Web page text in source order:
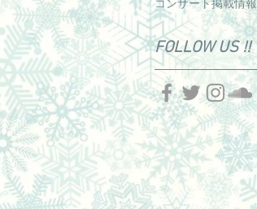
コンサート掲載情報
FOLLOW US !!